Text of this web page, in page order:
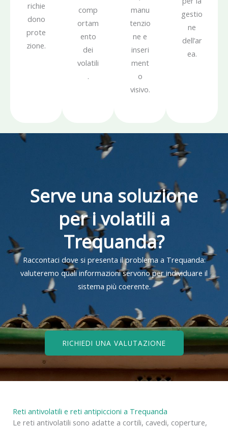
richie
dono
prote
zione.
comp
ortam
ento
dei
volatili
.
manu
tenzio
ne e
inseri
ment
o
visivo.
gestio
ne
dell’ar
ea.
Serve una soluzione
per i volatili a
Trequanda?
Raccontaci dove si presenta il problema a Trequanda:
valuteremo quali informazioni servono per individuare il
sistema più coerente.
RICHIEDI UNA VALUTAZIONE
Reti antivolatili e reti antipiccioni a Trequanda
Le reti antivolatili sono adatte a cortili, cavedi, coperture,